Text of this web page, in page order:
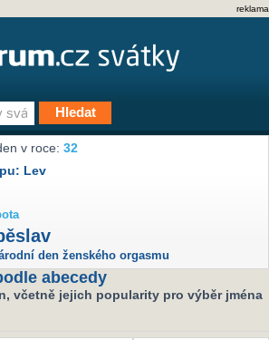
reklama
v roce:32
Lev
den ženského orgasmu
abecedy
včetně jejich popularity pro výběr jména